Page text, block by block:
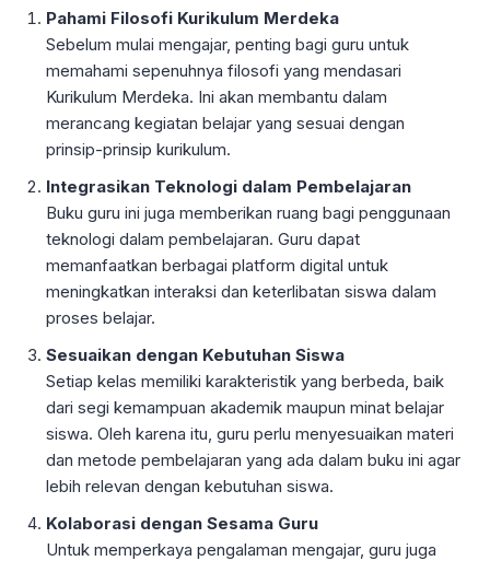
Pahami Filosofi Kurikulum Merdeka
Sebelum mulai mengajar, penting bagi guru untuk
memahami sepenuhnya filosofi yang mendasari
Kurikulum Merdeka. Ini akan membantu dalam
merancang kegiatan belajar yang sesuai dengan
prinsip-prinsip kurikulum.
Integrasikan Teknologi dalam Pembelajaran
Buku guru ini juga memberikan ruang bagi penggunaan
teknologi dalam pembelajaran. Guru dapat
memanfaatkan berbagai platform digital untuk
meningkatkan interaksi dan keterlibatan siswa dalam
proses belajar.
Sesuaikan dengan Kebutuhan Siswa
Setiap kelas memiliki karakteristik yang berbeda, baik
dari segi kemampuan akademik maupun minat belajar
siswa. Oleh karena itu, guru perlu menyesuaikan materi
dan metode pembelajaran yang ada dalam buku ini agar
lebih relevan dengan kebutuhan siswa.
Kolaborasi dengan Sesama Guru
Untuk memperkaya pengalaman mengajar, guru juga